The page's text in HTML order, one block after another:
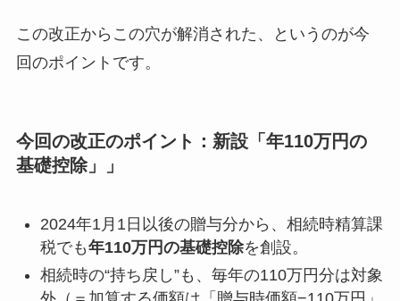
この改正からこの穴が解消された、というのが今
回のポイントです。
今回の改正のポイント：新設「年110万円の
基礎控除」」
2024年1月1日以後の贈与分から、相続時精算課
税でも年110万円の基礎控除を創設。
相続時の“持ち戻し”も、毎年の110万円分は対象